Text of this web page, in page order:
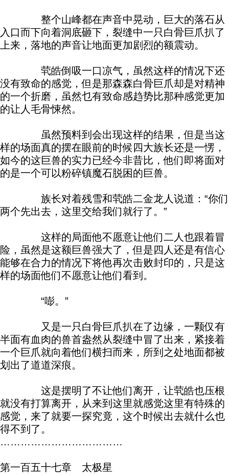
整个山峰都在声音中晃动，巨大的落石从
入口而下向着洞底砸下，裂缝中一只白骨巨爪扒了
上来，落地的声音让地面更加剧烈的额震动。
茕皓倒吸一口凉气，虽然这样的情况下还
没有致命的感觉，但是那森森白骨巨爪却是对精神
的一个折磨，虽然乜有致命感趋势比那种感觉更加
的让人毛骨悚然。
虽然预料到会出现这样的结果，但是当这
样的场面真的摆在眼前的时候四大族长还是一愣，
如今的这巨兽的实力已经今非昔比，他们即将面对
的是一个可以粉碎镇魔石脱困的巨兽。
族长对着残雪和茕皓二金龙人说道：“你们
两个先出去，这里交给我们就行了。”
这样的局面他不愿意让他们二人也跟着冒
险，虽然是这额巨兽强大了，但是四人还是有信心
能够在合力的情况下将他再次击败封印的，只是这
样的场面他们不愿意让他们看到。
“嘭。”
又是一只白骨巨爪扒在了边缘，一颗仅有
半面有血肉的兽首盎然从裂缝中冒了出来，紧接着
一个巨爪就向着他们横扫而来，所到之处地面都被
划出了道道深痕。
这是摆明了不让他们离开，让茕皓也压根
就没有打算离开，从来到这里就感觉这里有特殊的
感觉，来了就要一探究竟，这个时候出去就什么也
得不到了。
………………………………
第一百五十七章 太极星